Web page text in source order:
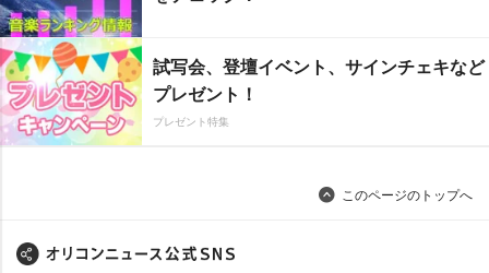
試写会、登壇イベント、サインチェキなど
プレゼント！
プレゼント特集
このページのトップへ